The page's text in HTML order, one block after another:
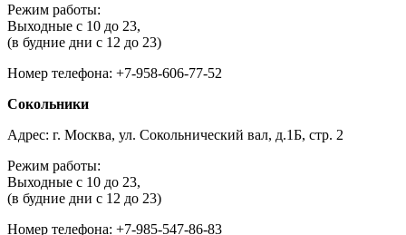
Режим работы:
Выходные с 10 до 23,
(в будние дни с 12 до 23)
Номер телефона: +7-958-606-77-52
Сокольники
Адрес: г. Москва, ул. Сокольнический вал, д.1Б, стр. 2
Режим работы:
Выходные с 10 до 23,
(в будние дни с 12 до 23)
Номер телефона: +7-985-547-86-83